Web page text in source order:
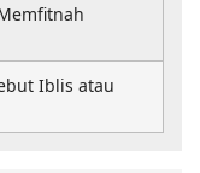
Iblis atau